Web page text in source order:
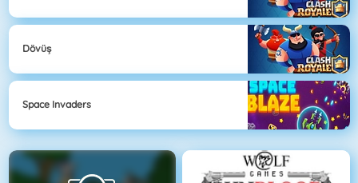
Dövüş
Space Invaders